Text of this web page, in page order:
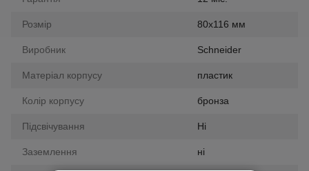
Розмір 80х116 мм
Виробник Schneider
Матеріал корпусу пластик
Колір корпусу бронза
Підсвічування Ні
Заземлення ні